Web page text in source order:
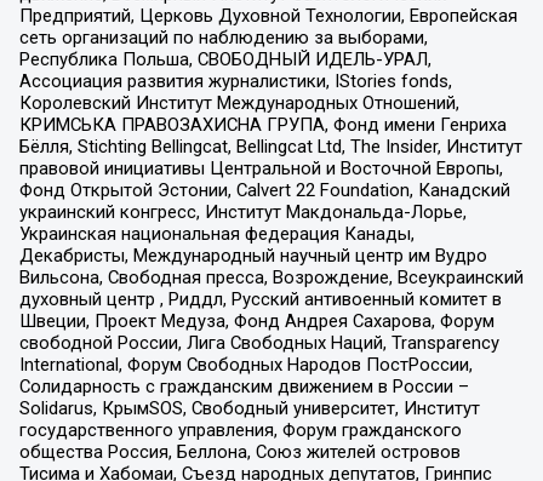
Предприятий, Церковь Духовной Технологии, Европейская
сеть организаций по наблюдению за выборами,
Республика Польша, СВОБОДНЫЙ ИДЕЛЬ-УРАЛ,
Ассоциация развития журналистики, IStories fonds,
Королевский Институт Международных Отношений,
КРИМСЬКА ПРАВОЗАХИСНА ГРУПА, Фонд имени Генриха
Бёлля, Stichting Bellingcat, Bellingcat Ltd, The Insider, Институт
правовой инициативы Центральной и Восточной Европы,
Фонд Открытой Эстонии, Calvert 22 Foundation, Канадский
украинский конгресс, Институт Макдональда-Лорье,
Украинская национальная федерация Канады,
Декабристы, Международный научный центр им Вудро
Вильсона, Свободная пресса, Возрождение, Всеукраинский
духовный центр , Риддл, Русский антивоенный комитет в
Швеции, Проект Медуза, Фонд Андрея Сахарова, Форум
свободной России, Лига Свободных Наций, Transparеncy
International, Форум Свободных Народов ПостРоссии,
Солидарность с гражданским движением в России –
Solidarus, КрымSOS, Свободный университет, Институт
государственного управления, Форум гражданского
общества Россия, Беллона, Союз жителей островов
Тисима и Хабомаи, Съезд народных депутатов, Гринпис